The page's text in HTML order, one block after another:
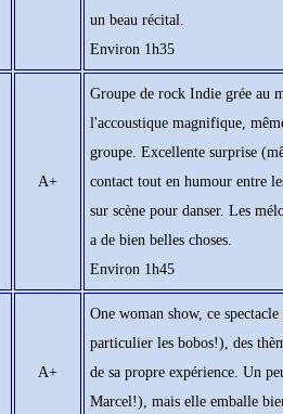
un beau récital.
Environ 1h35
A+
Groupe de rock Indie grée au
l'accoustique magnifique,
groupe. Excellente surprise
contact tout en humour entre
sur scène pour danser. Les
a de bien belles choses.
Environ 1h45
A+
One woman show, ce
particulier les bobos!), des
de sa propre expérience. Un
Marcel!), mais elle emballe